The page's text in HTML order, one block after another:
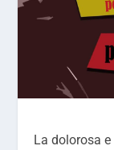
La dolorosa